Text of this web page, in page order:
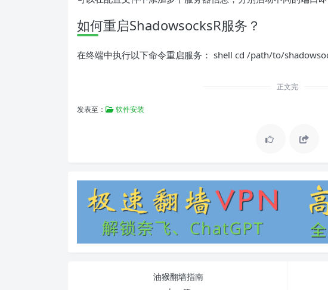
如何重启ShadowsocksR服务？
在终端中执行以下命令重启服务： shell cd /path/to/
正文完
发表至： 软件安装
油猴翻墙指南